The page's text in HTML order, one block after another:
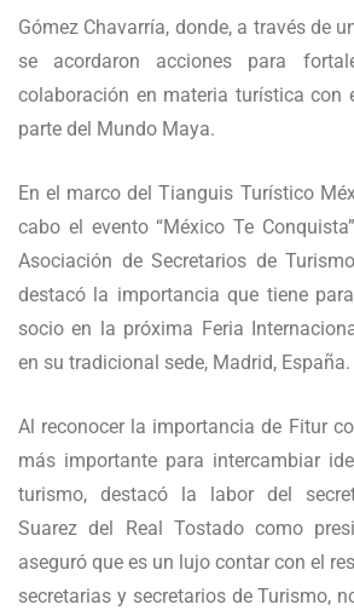
Gómez Chavarría, donde, a través de
se acordaron acciones para
colaboración en materia turística con
parte del Mundo Maya.
En el marco del Tianguis Turístico
cabo el evento “México Te
Asociación de Secretarios de
destacó la importancia que tiene
socio en la próxima Feria
en su tradicional sede, Madrid, España.
Al reconocer la importancia de Fitur
más importante para intercambiar
turismo, destacó la labor del
Suarez del Real Tostado como
aseguró que es un lujo contar con el
secretarias y secretarios de Turismo,